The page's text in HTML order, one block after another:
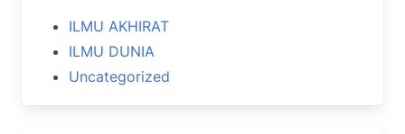
ILMU AKHIRAT
ILMU DUNIA
Uncategorized